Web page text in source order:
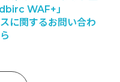
WAF+」
に関するお問い合わ